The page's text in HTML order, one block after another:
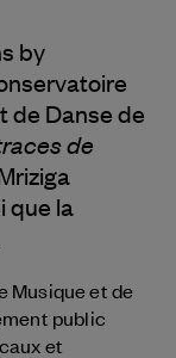
by
de Danse de
de
que la
Musique et de
public
et